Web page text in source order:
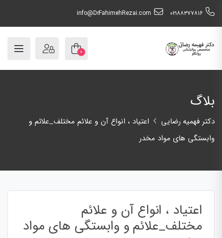
٠٢١٨٨٣٧٧٨١٦ info@DrFahimehRezai.com
۰
بلاگ
دکتر فهمیه رضایی
اعتیاد ، انواع آن و علائم مختلف_علائم و
وابستگی های مواد مخدر
اعتیاد ، انواع آن و علائم
مختلف_علائم و وابستگی های مواد